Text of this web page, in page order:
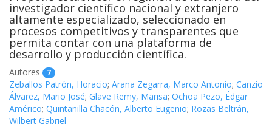
investigador científico nacional y extranjero
altamente especializado, seleccionado en
procesos competitivos y transparentes que
permita contar con una plataforma de
desarrollo y producción científica.
Autores 7
Zeballos Patrón, Horacio; Arana Zegarra, Marco Antonio; Canzio
Álvarez, Mario José; Glave Remy, Marisa; Ochoa Pezo, Édgar
Américo; Quintanilla Chacón, Alberto Eugenio; Rozas Beltrán,
Wilbert Gabriel